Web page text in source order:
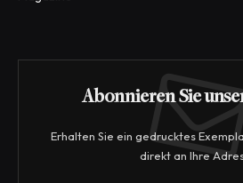
Abonnieren Sie
Erhalten Sie ein gedrucktes
direkt an Ihre